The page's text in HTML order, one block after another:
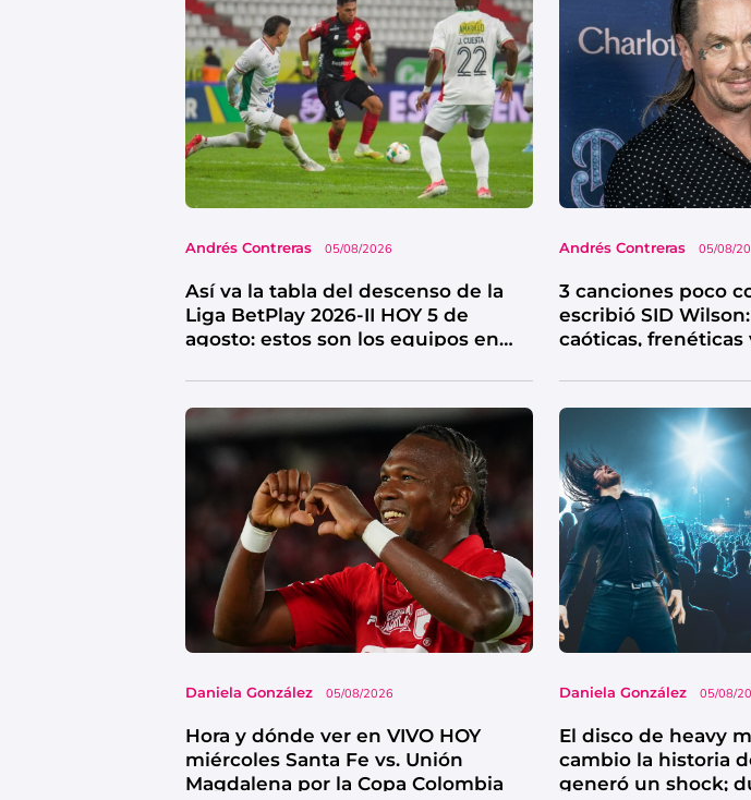
Andrés Contreras 05/08/2026
Así va la tabla del descenso de la
Liga BetPlay 2026-II HOY 5 de
agosto: estos son los equipos en
Andrés Contreras 05/08/
3 canciones poco
escribió SID
caóticas, frenéticas
Daniela González 05/08/2026
Hora y dónde ver en VIVO HOY
miércoles Santa Fe vs. Unión
Magdalena por la Copa Colombia
Daniela González 05/08/
El disco de heavy
cambio la historia
generó un shock;